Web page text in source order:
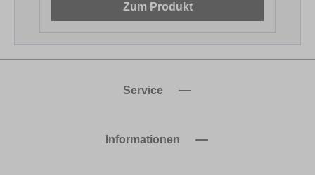
Zum Produkt
Service
Informationen